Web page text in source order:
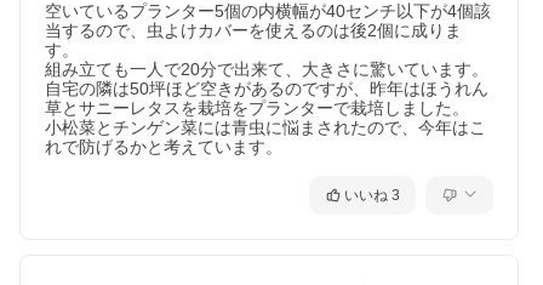
空いているプランター5個の内横幅が40センチ以下が4個該
当するので、虫よけカバーを使えるのは後2個に成りま
す。
組み立ても一人で20分で出来て、大きさに驚いています。
自宅の隣は50坪ほど空きがあるのですが、昨年はほうれん
草とサニーレタスを栽培をプランターで栽培しました。
小松菜とチンゲン菜には青虫に悩まされたので、今年はこ
れで防げるかと考えています。
いいね 3